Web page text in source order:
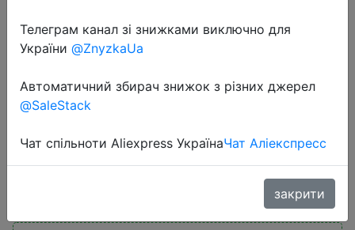
Spring Small Fresh Hobo Bag New
Fashion Stone Pattern Women
Underarm Bag With Zipper Half
Moon Bag
$3.49
Телеграм канал зі знижками виключно для
України @ZnyzkaUa
Автоматичний збирач знижок з різних джерел
@SaleStack
Чат спільноти Aliexpress УкраїнаЧат Аліекспресс
закрити